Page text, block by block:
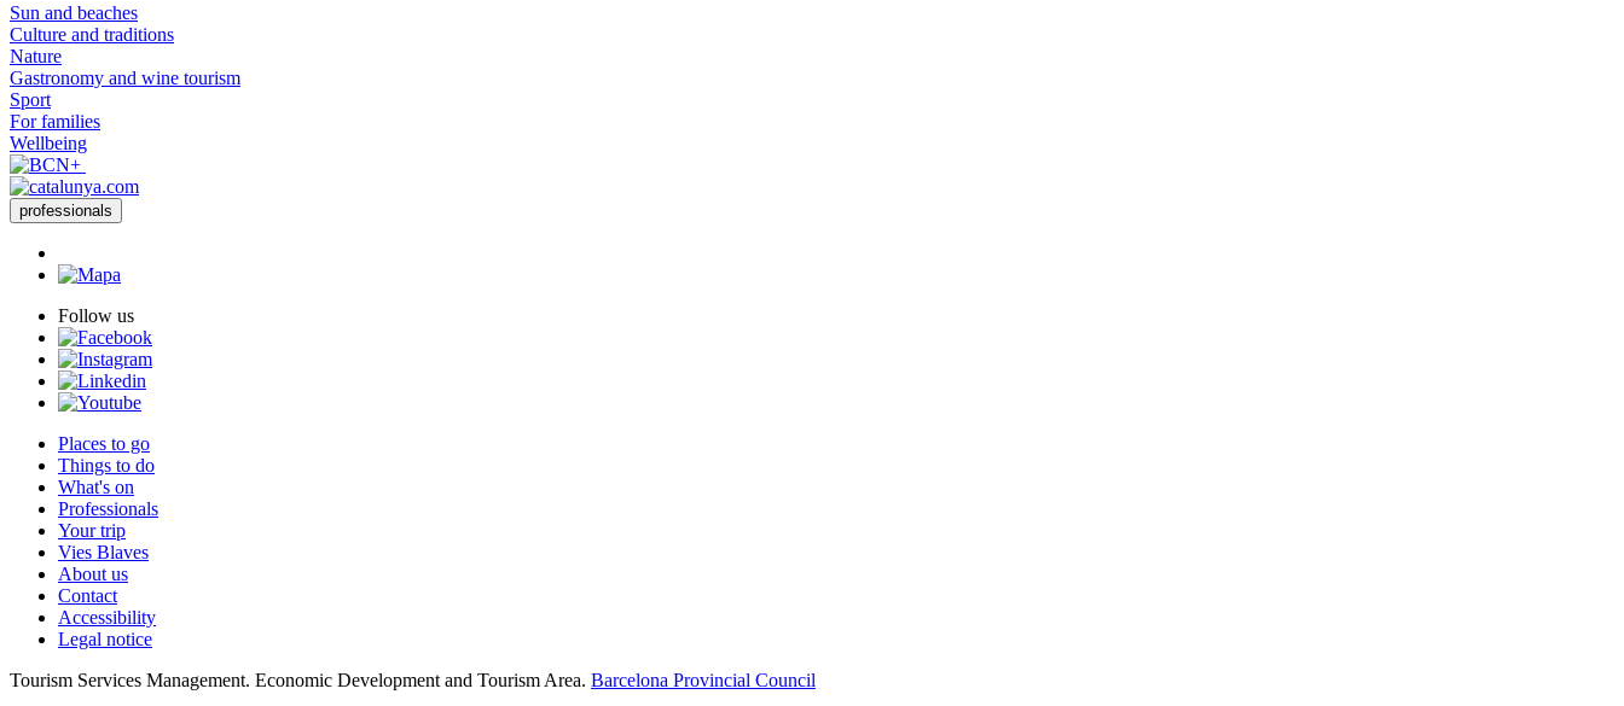
Sun and beaches
Culture and traditions
Nature
Gastronomy and wine tourism
Sport
For families
Wellbeing
professionals
Follow us
Places to go
Things to do
What's on
Professionals
Your trip
Vies Blaves
About us
Contact
Accessibility
Legal notice
Tourism Services Management. Economic Development and Tourism Area. Barcelona Provincial Council